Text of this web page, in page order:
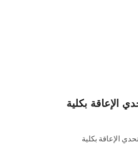
الإعاقة بكلية
الإعاقة بكلية